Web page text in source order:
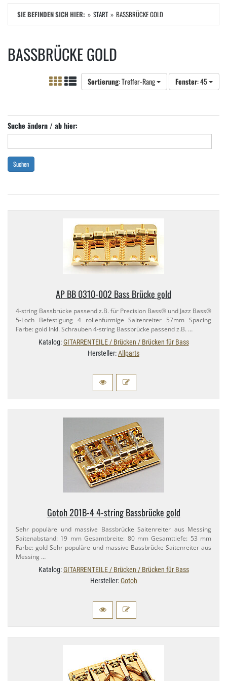
SIE BEFINDEN SICH HIER: START BASSBRÜCKE GOLD
BASSBRÜCKE GOLD
Sortierung: Treffer-Rang Fenster: 45
Suche ändern / ab hier:
Suchen
AP BB 0310-​002 Bass Brücke gold
4-​string Bassbrücke passend z.​B. für Precision Bass® und Jazz Bass®
5-​Loch Befestigung 4 rollenfürmige Saitenreiter 57mm Spacing
Farbe: gold Inkl. Schrauben 4-​string Bassbrücke passend z.​B. …
Katalog:GITARRENTEILE / Brücken / Brücken für Bass
Hersteller:Allparts
Gotoh 201B-​4 4-​string Bassbrücke gold
Sehr populäre und massive Bassbrücke Saitenreiter aus Messing
Saitenabstand: 19 mm Gesamtbreite: 80 mm Gesamttiefe: 53 mm
Farbe: gold Sehr populäre und massive Bassbrücke Saitenreiter aus
Messing …
Katalog:GITARRENTEILE / Brücken / Brücken für Bass
Hersteller:Gotoh